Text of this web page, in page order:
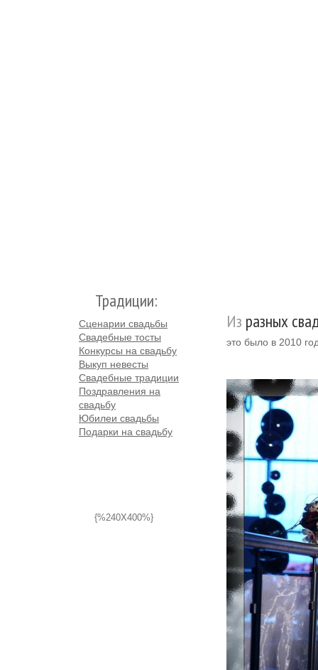
Традиции:
Сценарии свадьбы
Свадебные тосты
Конкурсы на свадьбу
Выкуп невесты
Свадебные традиции
Поздравления на
свадьбу
Юбилеи свадьбы
Подарки на свадьбу
{%240X400%}
Из разных
это было в 2010